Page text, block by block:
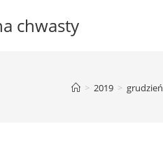
chwasty
> 2019 > grudzień